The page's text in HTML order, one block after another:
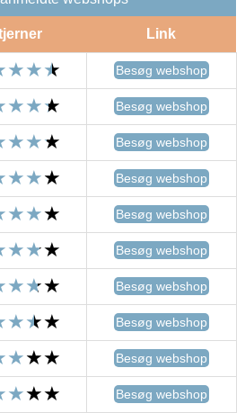
Link
Besøg webshop
Besøg webshop
Besøg webshop
Besøg webshop
Besøg webshop
Besøg webshop
Besøg webshop
Besøg webshop
Besøg webshop
Besøg webshop